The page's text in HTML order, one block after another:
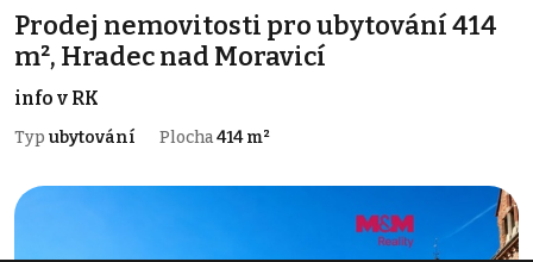
Prodej nemovitosti pro ubytování 414
m², Hradec nad Moravicí
info v RK
Typ ubytování Plocha414 m²